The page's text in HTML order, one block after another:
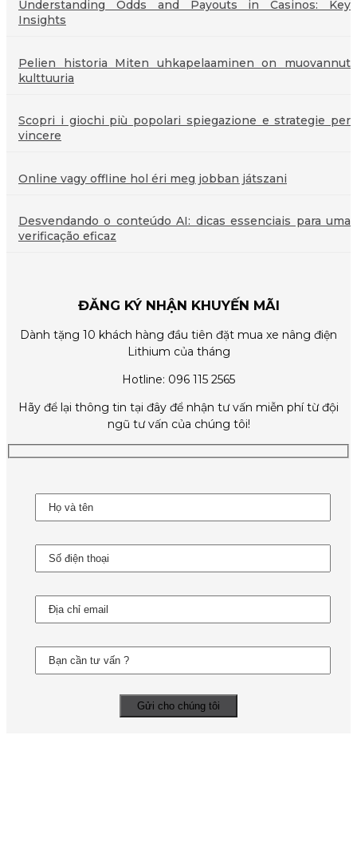
Understanding Odds and Payouts in Casinos: Key
Insights
Pelien historia Miten uhkapelaaminen on muovannut
kulttuuria
Scopri i giochi più popolari spiegazione e strategie per
vincere
Online vagy offline hol éri meg jobban játszani
Desvendando o conteúdo AI: dicas essenciais para uma
verificação eficaz
ĐĂNG KÝ NHẬN KHUYẾN MÃI
Dành tặng 10 khách hàng đầu tiên đặt mua xe nâng điện
Lithium của tháng
Hotline: 096 115 2565
Hãy để lại thông tin tại đây để nhận tư vấn miễn phí từ đội
ngũ tư vấn của chúng tôi!